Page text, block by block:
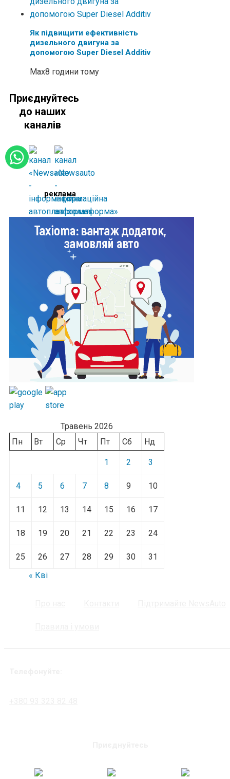
Як підвищити ефективність
дизельного двигуна за
допомогою Super Diesel Additiv
Max8 години тому
Приєднуйтесь
до наших
каналів
реклама
Травень 2026
Пн
Вт Ср Чт Пт Сб Нд
1 2 3
4 5 6 7 8 9 10
11 12 13 14 15 16 17
18 19 20 21 22 23 24
25 26 27 28 29 30
31
« Кві